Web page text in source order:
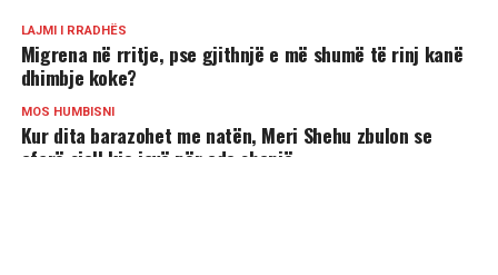
LAJMI I RRADHËS
Migrena në rritje, pse gjithnjë e më shumë të rinj kanë
dhimbje koke?
MOS HUMBISNI
Kur dita barazohet me natën, Meri Shehu zbulon se
çfarë sjell kjo javë për çdo shenjë